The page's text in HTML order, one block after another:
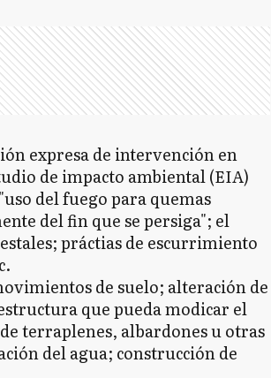
expresa de intervención en
de impacto ambiental (EIA)
del fuego para quemas
del fin que se persiga"; el
práctias de escurrimiento
de suelo; alteración de
que pueda modicar el
terraplenes, albardones u otras
del agua; construcción de